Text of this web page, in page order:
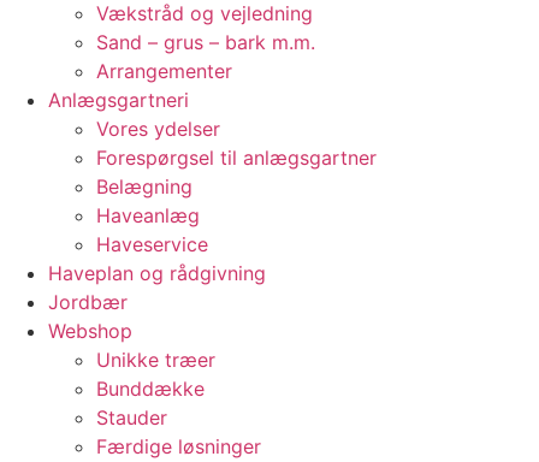
Vækstråd og vejledning
Sand – grus – bark m.m.
Arrangementer
Anlægsgartneri
Vores ydelser
Forespørgsel til anlægsgartner
Belægning
Haveanlæg
Haveservice
Haveplan og rådgivning
Jordbær
Webshop
Unikke træer
Bunddække
Stauder
Færdige løsninger